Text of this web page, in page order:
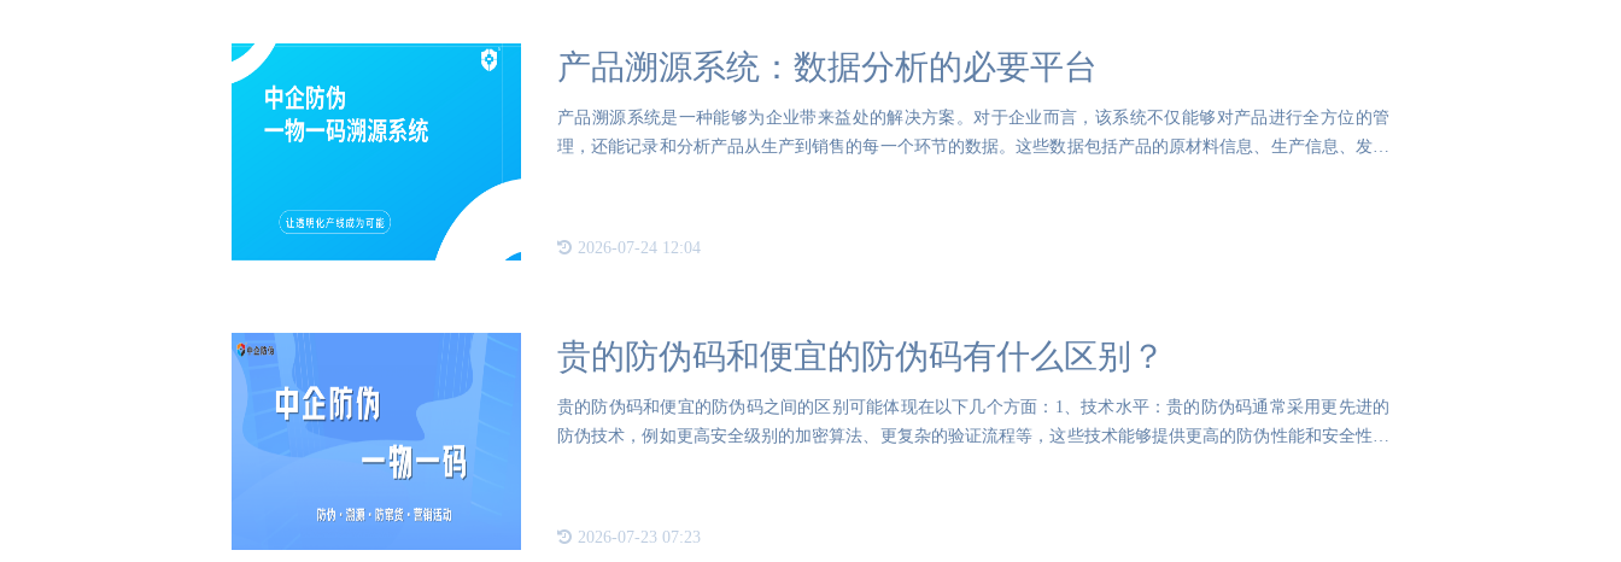
产品溯源系统：数据分析的必要平台
产品溯源系统是一种能够为企业带来益处的解决方案。对于企业而言，该系统不仅能够对产品进行全方位的管
理，还能记录和分析产品从生产到销售的每一个环节的数据。这些数据包括产品的原材料信息、生产信息、发货
2026-07-24 12:04
贵的防伪码和便宜的防伪码有什么区别？
贵的防伪码和便宜的防伪码之间的区别可能体现在以下几个方面：1、技术水平：贵的防伪码通常采用更先进的
防伪技术，例如更高安全级别的加密算法、更复杂的验证流程等，这些技术能够提供更高的防伪性能和安全性。
2026-07-23 07:23